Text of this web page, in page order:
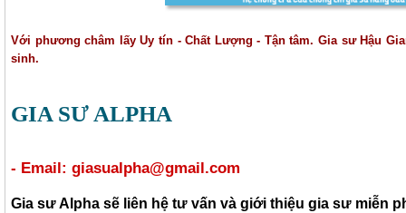
Với phương châm lấy Uy tín - Chất Lượng - Tận tâm. Gia sư Hậu
sinh.
GIA SƯ ALPHA
- Email: giasualpha@gmail.com
Gia sư Alpha sẽ liên hệ tư vấn và giới thiệu gia sư miễn